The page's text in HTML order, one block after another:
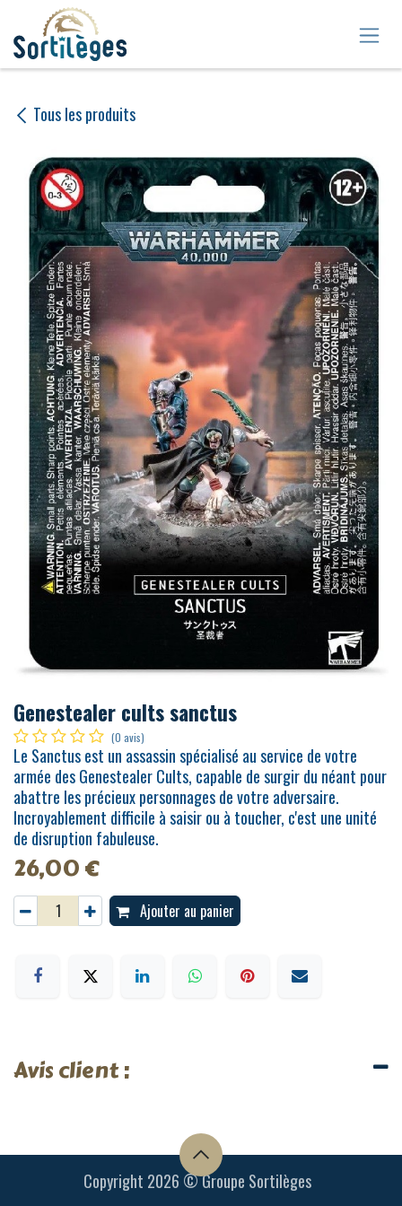
Se rendre au contenu
Tous les produits
Genestealer cults sanctus
(0 avis)
Le Sanctus est un assassin spécialisé au service de votre
armée des Genestealer Cults, capable de surgir du néant pour
abattre les précieux personnages de votre adversaire.
Incroyablement difficile à saisir ou à toucher, c'est une unité
de disruption fabuleuse.
26,00€
Ajouter au panier
Avis client :
Copyright 2026 © Groupe Sortilèges